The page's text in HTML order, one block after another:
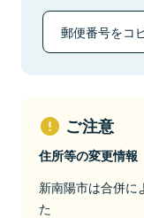
郵便番号をコ
ご注意
住所等の変更情報
新南陽市は合併に
た